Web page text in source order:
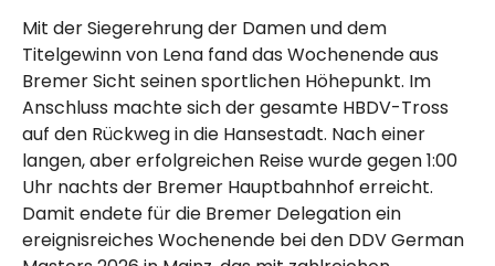
Mit der Siegerehrung der Damen und dem
Titelgewinn von Lena fand das Wochenende aus
Bremer Sicht seinen sportlichen Höhepunkt. Im
Anschluss machte sich der gesamte HBDV-Tross
auf den Rückweg in die Hansestadt. Nach einer
langen, aber erfolgreichen Reise wurde gegen 1:00
Uhr nachts der Bremer Hauptbahnhof erreicht.
Damit endete für die Bremer Delegation ein
ereignisreiches Wochenende bei den DDV German